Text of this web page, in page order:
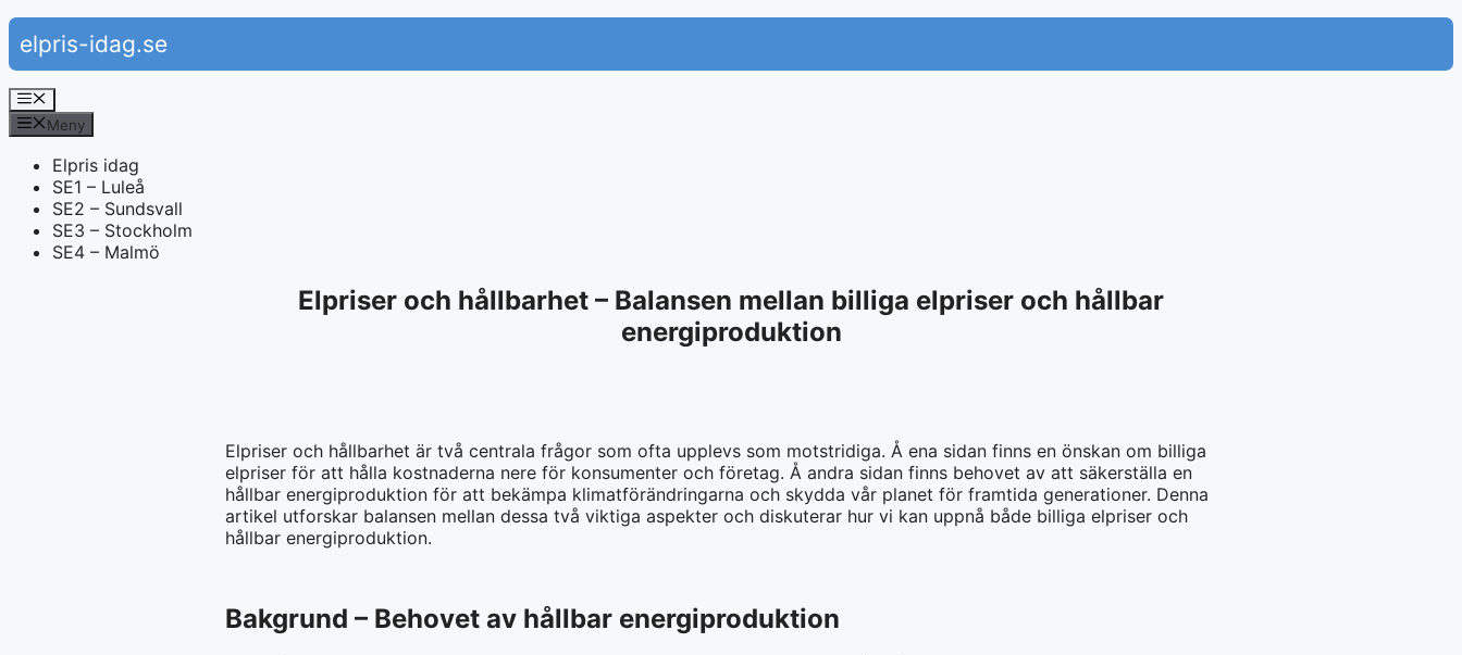
Hoppa
till
innehåll
elpris-idag.se
Meny
Meny
Elpris idag
SE1 – Luleå
SE2 – Sundsvall
SE3 – Stockholm
SE4 – Malmö
Elpriser och hållbarhet – Balansen mellan billiga elpriser och hållbar
energiproduktion
Elpriser och hållbarhet är två centrala frågor som ofta upplevs som motstridiga. Å ena sidan finns en önskan om billiga
elpriser för att hålla kostnaderna nere för konsumenter och företag. Å andra sidan finns behovet av att säkerställa en
hållbar energiproduktion för att bekämpa klimatförändringarna och skydda vår planet för framtida generationer. Denna
artikel utforskar balansen mellan dessa två viktiga aspekter och diskuterar hur vi kan uppnå både billiga elpriser och
hållbar energiproduktion.
Bakgrund – Behovet av hållbar energiproduktion